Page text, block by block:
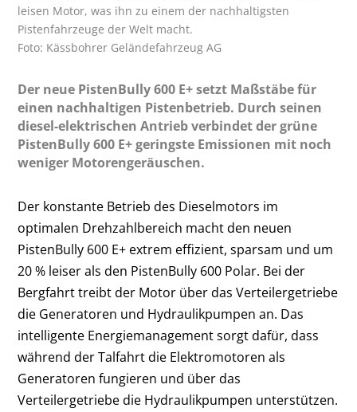
leisen Motor, was ihn zu einem der nachhaltigsten
Pistenfahrzeuge der Welt macht.
Foto: Kässbohrer Geländefahrzeug AG
Der neue PistenBully 600 E+ setzt Maßstäbe für
einen nachhaltigen Pistenbetrieb. Durch seinen
diesel-elektrischen Antrieb verbindet der grüne
PistenBully 600 E+ geringste Emissionen mit noch
weniger Motorengeräuschen.
Der konstante Betrieb des Dieselmotors im
optimalen Drehzahlbereich macht den neuen
PistenBully 600 E+ extrem effizient, sparsam und um
20 % leiser als den PistenBully 600 Polar. Bei der
Bergfahrt treibt der Motor über das Verteilergetriebe
die Generatoren und Hydraulikpumpen an. Das
intelligente Energiemanagement sorgt dafür, dass
während der Talfahrt die Elektromotoren als
Generatoren fungieren und über das
Verteilergetriebe die Hydraulikpumpen unterstützen.